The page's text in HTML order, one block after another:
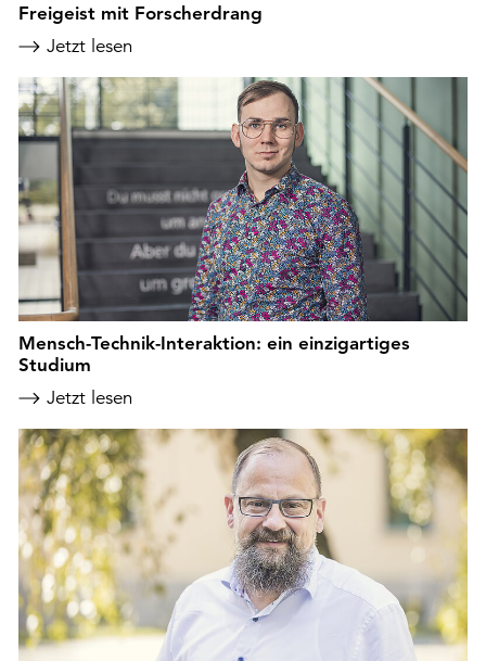
Freigeist mit Forscherdrang
Jetzt lesen
Mensch-Technik-Interaktion: ein einzigartiges
Studium
Jetzt lesen